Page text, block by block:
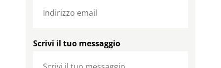
Scrivi il tuo messaggio